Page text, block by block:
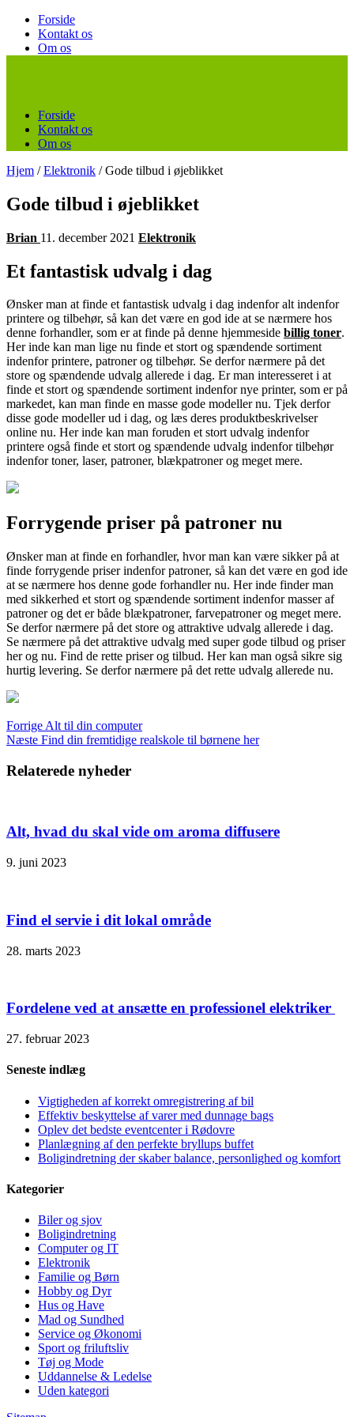
Forside
Kontakt os
Om os
Forside
Kontakt os
Om os
Hjem / Elektronik / Gode tilbud i øjeblikket
Gode tilbud i øjeblikket
Brian 11. december 2021 Elektronik
Et fantastisk udvalg i dag
Ønsker man at finde et fantastisk udvalg i dag indenfor alt indenfor
printere og tilbehør, så kan det være en god ide at se nærmere hos
denne forhandler, som er at finde på denne hjemmeside billig toner.
Her inde kan man lige nu finde et stort og spændende sortiment
indenfor printere, patroner og tilbehør. Se derfor nærmere på det
store og spændende udvalg allerede i dag. Er man interesseret i at
finde et stort og spændende sortiment indenfor nye printer, som er på
markedet, kan man finde en masse gode modeller nu. Tjek derfor
disse gode modeller ud i dag, og læs deres produktbeskrivelser
online nu. Her inde kan man foruden et stort udvalg indenfor
printere også finde et stort og spændende udvalg indenfor tilbehør
indenfor toner, laser, patroner, blækpatroner og meget mere.
Forrygende priser på patroner nu
Ønsker man at finde en forhandler, hvor man kan være sikker på at
finde forrygende priser indenfor patroner, så kan det være en god ide
at se nærmere hos denne gode forhandler nu. Her inde finder man
med sikkerhed et stort og spændende sortiment indenfor masser af
patroner og det er både blækpatroner, farvepatroner og meget mere.
Se derfor nærmere på det store og attraktive udvalg allerede i dag.
Se nærmere på det attraktive udvalg med super gode tilbud og priser
her og nu. Find de rette priser og tilbud. Her kan man også sikre sig
hurtig levering. Se derfor nærmere på det rette udvalg allerede nu.
Forrige Alt til din computer
Næste Find din fremtidige realskole til børnene her
Relaterede nyheder
Alt, hvad du skal vide om aroma diffusere
9. juni 2023
Find el servie i dit lokal område
28. marts 2023
Fordelene ved at ansætte en professionel elektriker
27. februar 2023
Seneste indlæg
Vigtigheden af korrekt omregistrering af bil
Effektiv beskyttelse af varer med dunnage bags
Oplev det bedste eventcenter i Rødovre
Planlægning af den perfekte bryllups buffet
Boligindretning der skaber balance, personlighed og komfort
Kategorier
Biler og sjov
Boligindretning
Computer og IT
Elektronik
Familie og Børn
Hobby og Dyr
Hus og Have
Mad og Sundhed
Service og Økonomi
Sport og friluftsliv
Tøj og Mode
Uddannelse & Ledelse
Uden kategori